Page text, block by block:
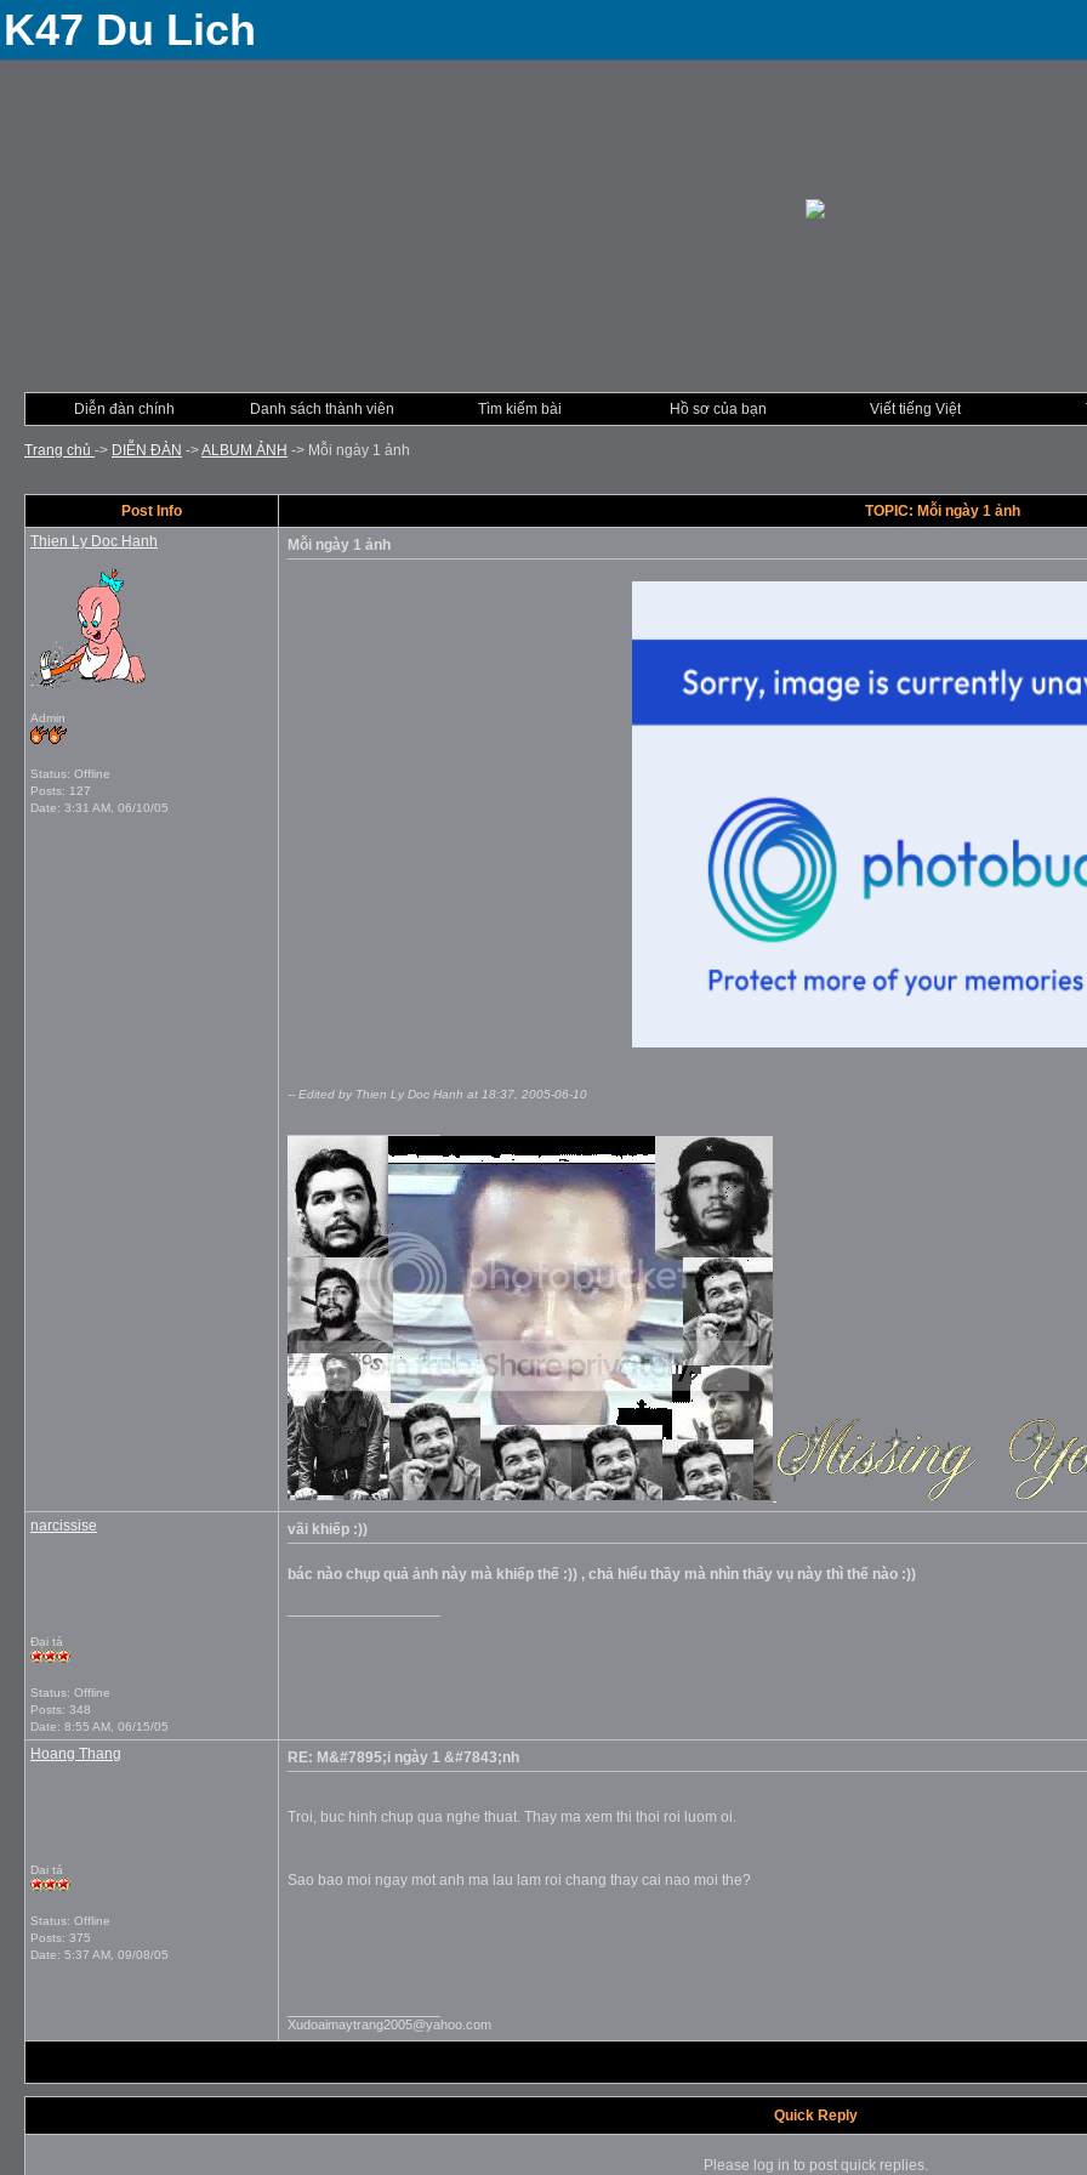
K47 Du Lich
Diễn đàn chính Danh sách thành viên Tìm kiếm bài Hồ sơ của bạn Viết tiếng Việt
Trang chủ -> DIỄN ÐÀN ->ALBUM ẢNH -> Mỗi ngày 1 ảnh
Post Info
TOPIC: Mỗi ngày 1 ảnh
Thien Ly Doc Hanh
Admin
Status: Offline
Posts: 127
Date: 3:31 AM, 06/10/05
Mỗi ngày 1 ảnh
-- Edited by Thien Ly Doc Hanh at 18:37, 2005-06-10
narcissise
Đại tá
Status: Offline
Posts: 348
Date: 8:55 AM, 06/15/05
vãi khiếp :))
bác nào chụp quả ảnh này mà khiếp thế :)) , chả hiểu thầy mà nhìn thấy vụ này thì thế nào :))
Hoang Thang
Dai tá
Status: Offline
Posts: 375
Date: 5:37 AM, 09/08/05
RE: M&#7895;i ngày 1 &#7843;nh
Troi, buc hinh chup qua nghe thuat. Thay ma xem thi thoi roi luom oi.
Sao bao moi ngay mot anh ma lau lam roi chang thay cai nao moi the?
Xudoaimaytrang2005@yahoo.com
Quick Reply
Please log in to post quick replies.